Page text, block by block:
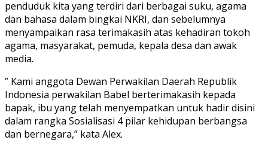
penduduk kita yang terdiri dari berbagai suku, agama
dan bahasa dalam bingkai NKRI, dan sebelumnya
menyampaikan rasa terimakasih atas kehadiran tokoh
agama, masyarakat, pemuda, kepala desa dan awak
media.
” Kami anggota Dewan Perwakilan Daerah Republik
Indonesia perwakilan Babel berterimakasih kepada
bapak, ibu yang telah menyempatkan untuk hadir disini
dalam rangka Sosialisasi 4 pilar kehidupan berbangsa
dan bernegara,” kata Alex.